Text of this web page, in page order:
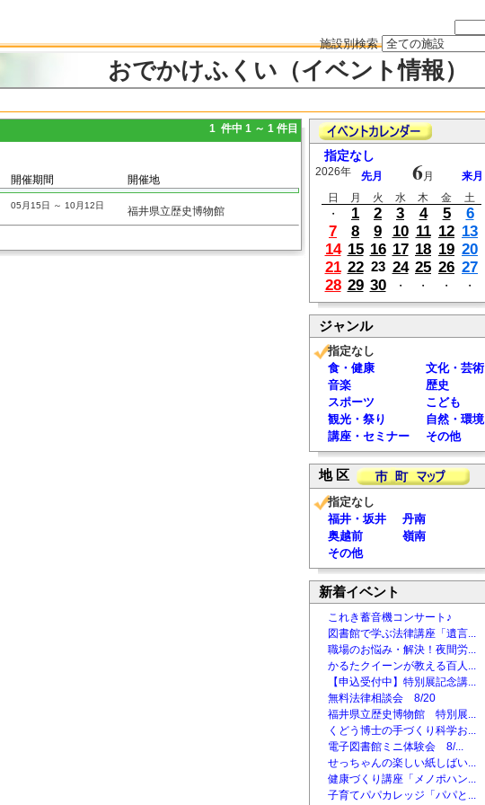
施設別検索
おでかけふくい（イベント情報）
1 件中 1 ～ 1 件目
開催期間 開催地
05月15日 ～ 10月12日 福井県立歴史博物館
指定なし
2026年 先月 6月
来月
日
月 火 水 木 金
土
・
1 2 3 4 5
6
7
8 9 10 11 12 13
14 15 16 17 18 19 20
21 22 23 24 25 26 27
28 29 30 ・ ・ ・ ・
ジャンル
指定なし
食・健康
文化・芸術
音楽
歴史
スポーツ
こども
観光・祭り
自然・環境
講座・セミナー
その他
地 区
指定なし
福井・坂井
丹南
奥越前
嶺南
その他
新着イベント
これき蓄音機コンサート♪
図書館で学ぶ法律講座「遺言...
職場のお悩み・解決！夜間労...
かるたクイーンが教える百人...
【申込受付中】特別展記念講...
無料法律相談会 8/20
福井県立歴史博物館 特別展...
くどう博士の手づくり科学お...
電子図書館ミニ体験会 8/...
せっちゃんの楽しい紙しばい...
健康づくり講座「メノポハン...
子育てパパカレッジ「パパと...